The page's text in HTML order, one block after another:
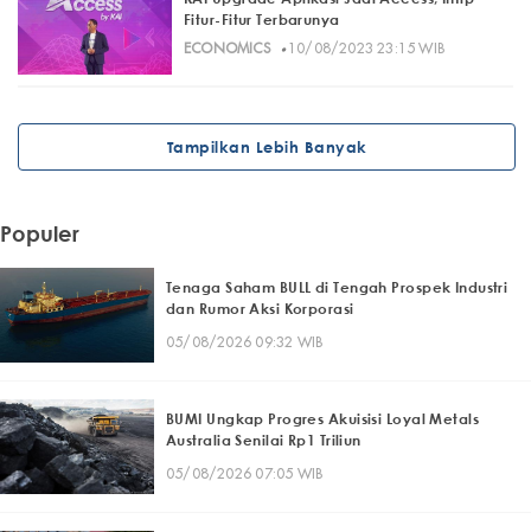
Fitur-Fitur Terbarunya
ECONOMICS· 10/08/2023 23:15 WIB
Tampilkan Lebih Banyak
Populer
Tenaga Saham BULL di Tengah Prospek Industri
dan Rumor Aksi Korporasi
05/08/2026 09:32 WIB
BUMI Ungkap Progres Akuisisi Loyal Metals
Australia Senilai Rp1 Triliun
05/08/2026 07:05 WIB